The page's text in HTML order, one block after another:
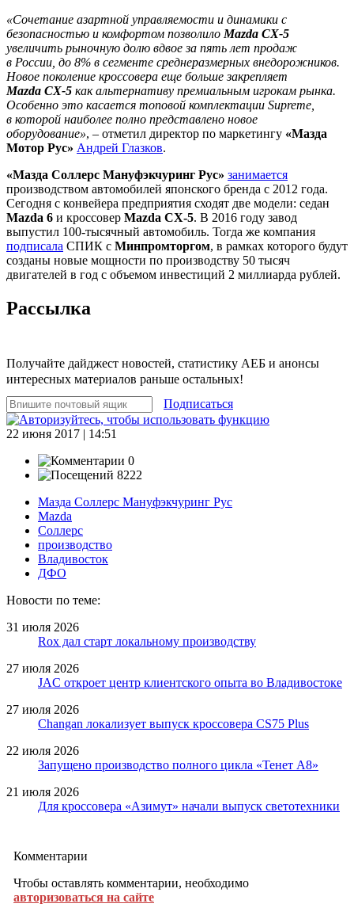
«Сочетание азартной управляемости и динамики с
безопасностью и комфортом позволило Mazda CX-5
увеличить рыночную долю вдвое за пять лет продаж
в России, до 8% в сегменте среднеразмерных внедорожников.
Новое поколение кроссовера еще больше закрепляет
Mazda CX-5 как альтернативу премиальным игрокам рынка.
Особенно это касается топовой комплектации Supreme,
в которой наиболее полно представлено новое
оборудование», – отметил директор по маркетингу «Мазда
Мотор Рус» Андрей Глазков.
«Мазда Соллерс Мануфэкчуринг Рус» занимается
производством автомобилей японского бренда с 2012 года.
Сегодня с конвейера предприятия сходят две модели: седан
Mazda 6 и кроссовер Mazda СХ-5. В 2016 году завод
выпустил 100-тысячный автомобиль. Тогда же компания
подписала СПИК c Минпромторгом, в рамках которого будут
созданы новые мощности по производству 50 тысяч
двигателей в год с объемом инвестиций 2 миллиарда рублей.
Рассылка
Получайте дайджест новостей, статистику АЕБ и анонсы
интересных материалов раньше остальных!
Подписаться
22 июня 2017 | 14:51
0
8222
Мазда Соллерс Мануфэкчуринг Рус
Mazda
Соллерс
производство
Владивосток
ДФО
Новости по теме:
31 июля 2026
Rox дал старт локальному производству
27 июля 2026
JAC откроет центр клиентского опыта во Владивостоке
27 июля 2026
Changan локализует выпуск кроссовера CS75 Plus
22 июля 2026
Запущено производство полного цикла «Тенет A8»
21 июля 2026
Для кроссовера «Азимут» начали выпуск светотехники
Комментарии
Чтобы оставлять комментарии, необходимо
авторизоваться на сайте